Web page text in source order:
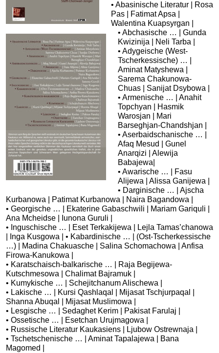
• Abasinische Literatur | Rosa
Pas | Fatimat Apsa |
Walentina Kuapsyrgan |
• Abchasische … | Gunda
Kwizinija | Neli Tarba |
• Adygeische (West-
Tscherkessische) … |
Aminat Matyshewa |
Sarema Chakunowa-
Chuas | Sanijat Dsybowa |
• Armenische … | Anahit
Topchyan | Hasmik
Warosjan | Mari
Barseghjan-Chandshjan |
• Aserbaidschanische … |
Afaq Mesud | Gunel
Anarqizi | Alewija
Babajewa|
• Awarische … | Fasu
Alijewa | Alissa Ganijewa |
• Darginische … | Ajscha
Kurbanowa | Patimat Kurbanowa | Naira Bagandowa |
• Georgische … | Ekaterine Gabaschwili | Mariam Gariquli |
Ana Mcheidse | Iunona Guruli |
• Inguschische … | Eset Terkakijewa | Lejla Tamas’chanowa
| Inga Kusgowa | • Kabardinische … | (Ost-Tscherkessische
…) | Madina Chakuasche | Salina Schomachowa | Anfisa
Firowa-Kanukowa |
• Karatschaisch-balkarische … | Raja Begijewa-
Kutschmesowa | Chalimat Bajramuk |
• Kumykische … | Schejitchanum Alischewa |
• Lakische … | Kursi Qashlaqal | Mijasat Tschjurpaqal |
Shanna Abuqal | Mijasat Muslimowa |
• Lesgische … | Sedaghet Kerim | Pakisat Farulaj |
• Ossetische … | Esetchan Urujmagowa |
• Russische Literatur Kaukasiens | Ljubow Ostrewnaja |
• Tschetschenische … | Aminat Tapalajewa | Bana
Magomed |